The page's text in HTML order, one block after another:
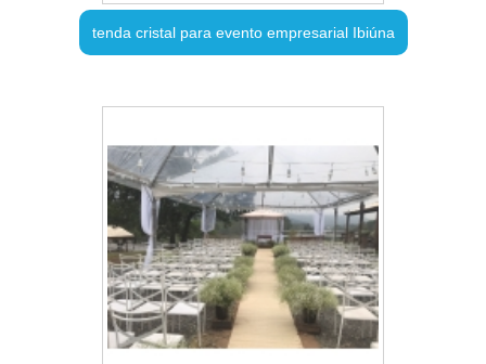
tenda cristal para evento empresarial Ibiúna